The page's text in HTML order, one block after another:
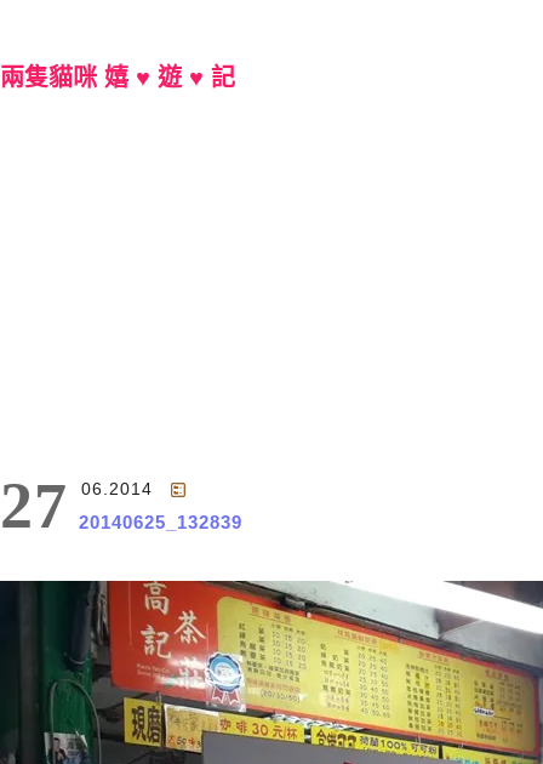
兩隻貓咪 嬉 ♥ 遊 ♥ 記
27 06.2014
20140625_132839